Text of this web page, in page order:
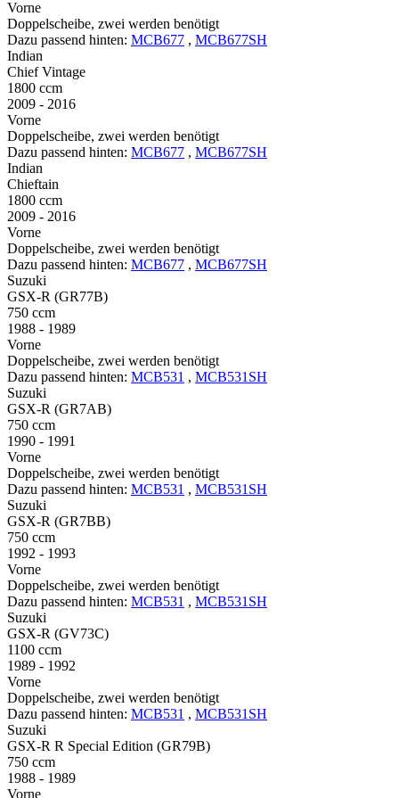
Vorne
Doppelscheibe, zwei werden benötigt
Dazu passend hinten: MCB677 , MCB677SH
Indian
Chief Vintage
1800 ccm
2009 - 2016
Vorne
Doppelscheibe, zwei werden benötigt
Dazu passend hinten: MCB677 , MCB677SH
Indian
Chieftain
1800 ccm
2009 - 2016
Vorne
Doppelscheibe, zwei werden benötigt
Dazu passend hinten: MCB677 , MCB677SH
Suzuki
GSX-R (GR77B)
750 ccm
1988 - 1989
Vorne
Doppelscheibe, zwei werden benötigt
Dazu passend hinten: MCB531 , MCB531SH
Suzuki
GSX-R (GR7AB)
750 ccm
1990 - 1991
Vorne
Doppelscheibe, zwei werden benötigt
Dazu passend hinten: MCB531 , MCB531SH
Suzuki
GSX-R (GR7BB)
750 ccm
1992 - 1993
Vorne
Doppelscheibe, zwei werden benötigt
Dazu passend hinten: MCB531 , MCB531SH
Suzuki
GSX-R (GV73C)
1100 ccm
1989 - 1992
Vorne
Doppelscheibe, zwei werden benötigt
Dazu passend hinten: MCB531 , MCB531SH
Suzuki
GSX-R R Special Edition (GR79B)
750 ccm
1988 - 1989
Vorne